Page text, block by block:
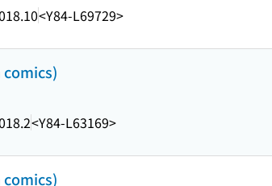
<Y84-L69729>
comics)
<Y84-L63169>
comics)